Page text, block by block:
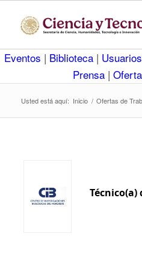
Eventos | Biblioteca |
Prensa |
Usted está aquí: Inicio / Ofertas de
Técnico(a)